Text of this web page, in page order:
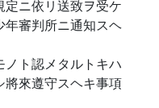
ニ依リ送致ヲ受ケ
年審判所ニ通知スヘ
ト認メタルトキハ
來遵守スヘキ事項